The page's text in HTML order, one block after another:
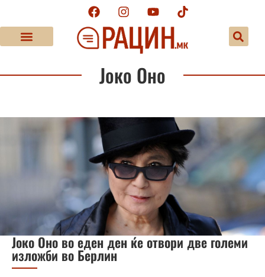
Јоко Оно
Јоко Оно во еден ден ќе отвори две големи
изложби во Берлин